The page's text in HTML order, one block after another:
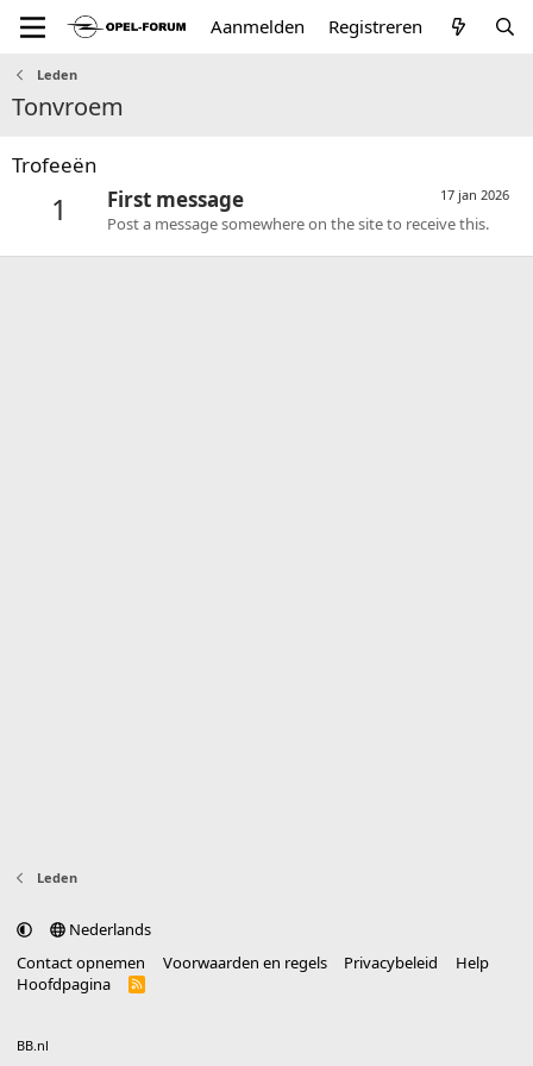
Aanmelden Registreren
Leden
Tonvroem
Trofeeën
1 17 jan 2026
First message
Post a message somewhere on the site to receive this.
Leden
Nederlands
Contact opnemen
Voorwaarden en regels Privacybeleid
Help
Hoofdpagina
R
BB.nl